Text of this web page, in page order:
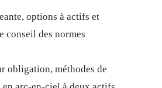
options à actifs et
conseil des normes
obligation, méthodes de